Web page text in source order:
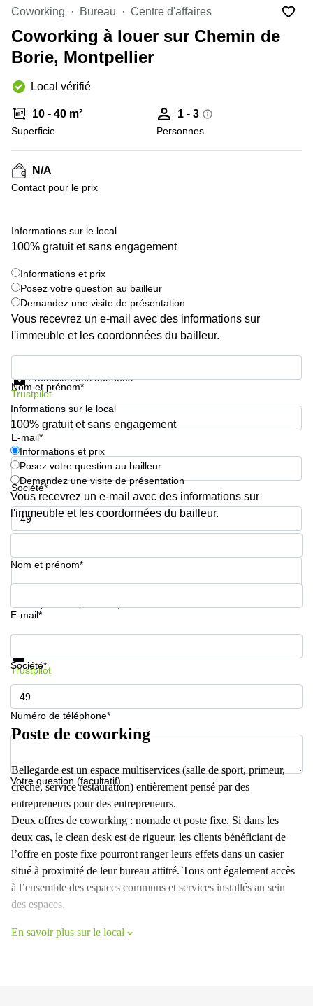
Strasbourg
d'affaires
Toulouse
Toulouse
Coworking
Nice
Centres
Lyon
Centre
Montpellier
Coworking Bureau Centre d'affaires
Coworking à louer sur Chemin de
Borie, Montpellier
Local vérifié
10 - 40 m²
Superficie
1 - 3
Personnes
N/A
Contact pour le prix
Informations sur le local
100% gratuit et sans engagement
Informations et prix
Posez votre question au bailleur
Demandez une visite de présentation
Vous recevrez un e-mail avec des informations sur
l'immeuble et les coordonnées du bailleur.
Nom et prénom*
E-mail*
Société*
Numéro de téléphone*
Protection des données
Trustpilot
Informations sur le local
100% gratuit et sans engagement
Informations et prix
Posez votre question au bailleur
Demandez une visite de présentation
Vous recevrez un e-mail avec des informations sur
l'immeuble et les coordonnées du bailleur.
Nom et prénom*
E-mail*
Société*
Numéro de téléphone*
Votre question (facultatif)
Informations et prix
Trustpilot
Poste de coworking
Bellegarde est un espace multiservices (salle de sport, primeur,
crèche, service restauration) entièrement pensé par des
entrepreneurs pour des entrepreneurs.
Deux offres de coworking : nomade et poste fixe. Si dans les
deux cas, le clean desk est de rigueur, les clients bénéficiant de
l’offre en poste fixe pourront ranger leurs effets dans un casier
situé à proximité de leur bureau attitré. Tous ont également accès
à l’ensemble des espaces communs et services installés au sein
des espaces.
En savoir plus sur le local